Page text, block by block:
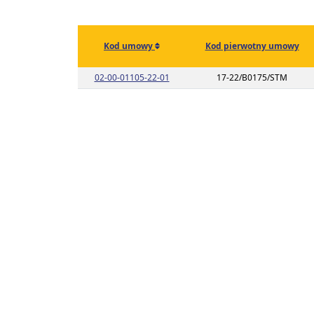
Kod umowy Kod pierwotny umowy
02-00-01105-22-01 Link do listy planu umowy o kodzie
17-22/B0175/STM